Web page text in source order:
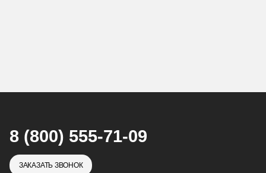
8 (800) 555-71-09
ЗАКАЗАТЬ ЗВОНОК